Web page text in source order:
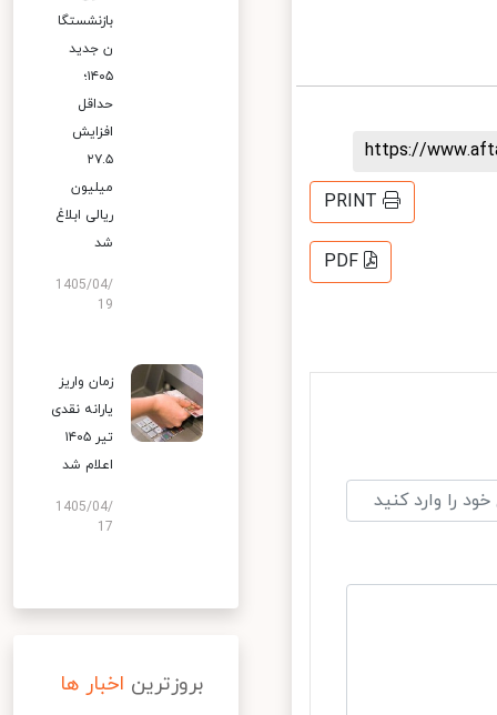
https://
PRINT
PDF
بازنشستگا
ن جدید
۱۴۰۵؛
حداقل
افزایش
۲۷.۵
میلیون
ریالی ابلاغ
شد
1405/04/
19
زمان واریز
یارانه نقدی
تیر ۱۴۰۵
اعلام شد
1405/04/
17
بروزترین اخبار ها